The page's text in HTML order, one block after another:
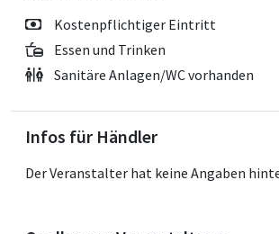
Kostenpflichtiger Eintritt
Essen und Trinken
Sanitäre Anlagen/WC vorhanden
Infos für Händler
Der Veranstalter hat keine Angaben